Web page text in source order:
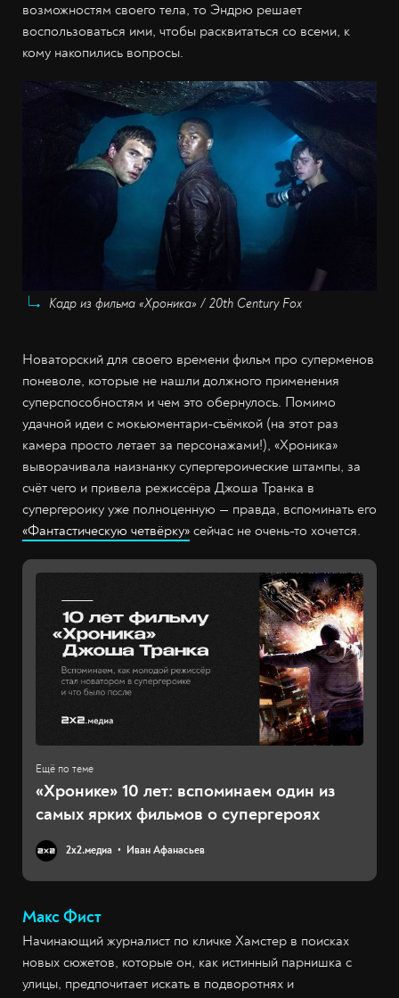
возможностям своего тела, то Эндрю решает
воспользоваться ими, чтобы расквитаться со всеми, к
кому накопились вопросы.
Кадр из фильма «Хроника» / 20th Century Fox
Новаторский для своего времени фильм про суперменов
поневоле, которые не нашли должного применения
суперспособностям и чем это обернулось. Помимо
удачной идеи с мокьюментари-съёмкой (на этот раз
камера просто летает за персонажами!), «Хроника»
выворачивала наизнанку супергероические штампы, за
счёт чего и привела режиссёра Джоша Транка в
супергероику уже полноценную — правда, вспоминать его
«Фантастическую четвёрку» сейчас не очень-то хочется.
«Хронике» 10 лет: вспоминаем один из
самых ярких фильмов о супергероях
2х2.медиа Иван Афанасьев
Макс Фист
Начинающий журналист по кличке Хамстер в поисках
новых сюжетов, которые он, как истинный парнишка с
улицы, предпочитает искать в подворотнях и